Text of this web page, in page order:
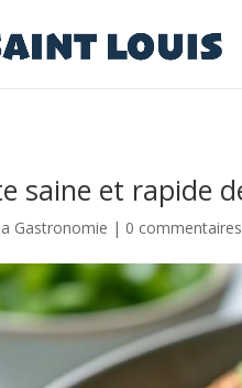
saine et rapide
Gastronomie | 0 commentaires